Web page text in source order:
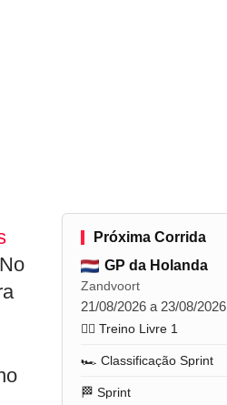
Próxima Corrida
GP da Holanda
Zandvoort
21/08/2026 a 23/08/2026
🏋️‍♂️ Treino Livre 1
🏎️ Classificação Sprint
🏁 Sprint